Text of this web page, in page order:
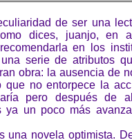
de ser una
dices, juanjo, en
en los
serie de atributos
obra: la ausencia de
que no entorpece la
pero después de
ya un poco más
una novela optimista.